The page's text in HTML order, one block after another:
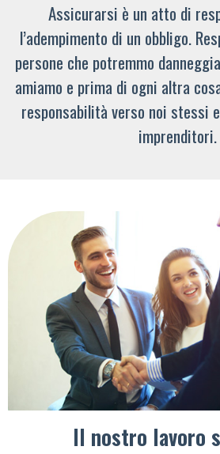
Assicurarsi è un atto di
l’adempimento di un obbligo.
persone che potremmo
amiamo e prima di ogni altra
responsabilità verso noi stessi
imprenditori.
Il nostro lavoro